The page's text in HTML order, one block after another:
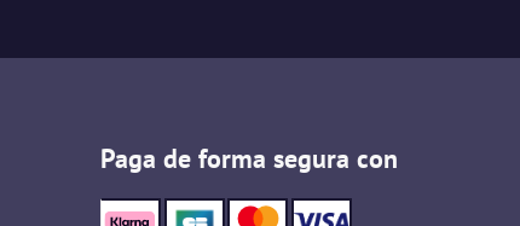
Paga de forma segura con